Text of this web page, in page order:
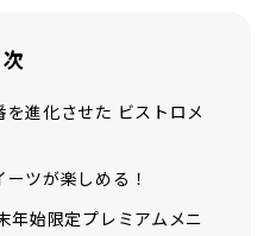
進化させた ビストロメ
ツが楽しめる！
年始限定プレミアムメニ